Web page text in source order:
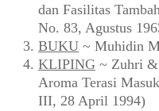
dan Fasilitas
No. 83, Agustus
BUKU ~ Muhidin
KLIPING ~ Zuhri &
Aroma Terasi
III, 28 April 1994)